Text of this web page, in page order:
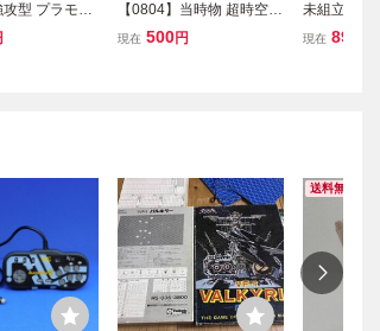
型 プラモデ
マクロス S
【0804】当時物 超時空要
塞マクロス バトロイドバ
現在 500円
未組立 超
ス ミニ プ
現在 891
送料無料